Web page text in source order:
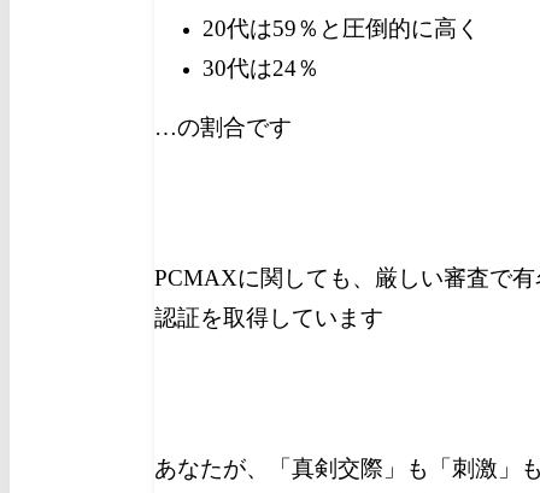
20代は59％と圧倒的に高く
30代は24％
…の割合です
PCMAXに関しても、厳しい審査で
認証を取得しています
あなたが、「真剣交際」も「刺激」